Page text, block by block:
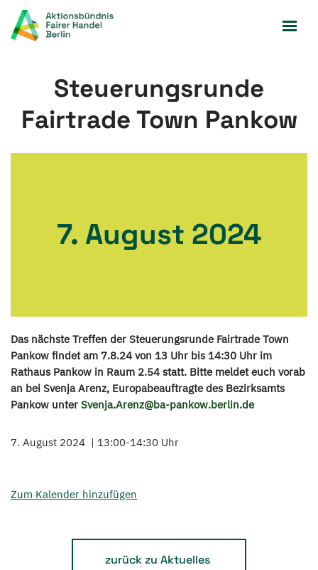
Zum
Steuerungsrunde
Fairtrade Town Pankow
7. August 2024
Das nächste Treffen der Steuerungsrunde Fairtrade Town
Pankow findet am 7.8.24 von 13 Uhr bis 14:30 Uhr im
Rathaus Pankow in Raum 2.54 statt. Bitte meldet euch vorab
an bei Svenja Arenz, Europabeauftragte des Bezirksamts
Pankow unter Svenja.Arenz@ba-pankow.berlin.de
7. August 2024 13:00-14:30 Uhr
Zum Kalender hinzufügen
zurück zu Aktuelles